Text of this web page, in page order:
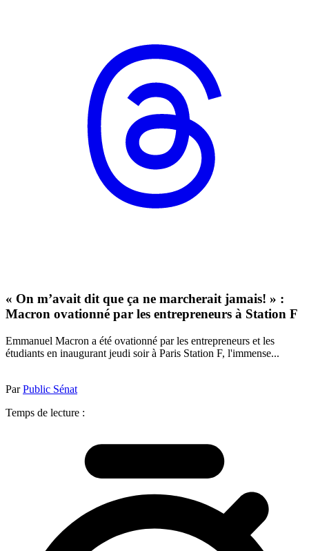
« On m’avait dit que ça ne marcherait jamais! » :
Macron ovationné par les entrepreneurs à Station F
Emmanuel Macron a été ovationné par les entrepreneurs et les
étudiants en inaugurant jeudi soir à Paris Station F, l'immense...
ParPublic Sénat
Temps de lecture :